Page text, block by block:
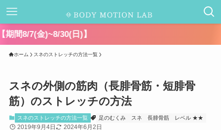
ホーム スネのストレッチの方法一覧
スネの外側の筋肉（長腓骨筋・短腓骨
筋）のストレッチの方法
スネのストレッチの方法一覧 足のむくみ スネ 長腓骨筋 レベル ★★
2019年9月4日 2024年6月2日